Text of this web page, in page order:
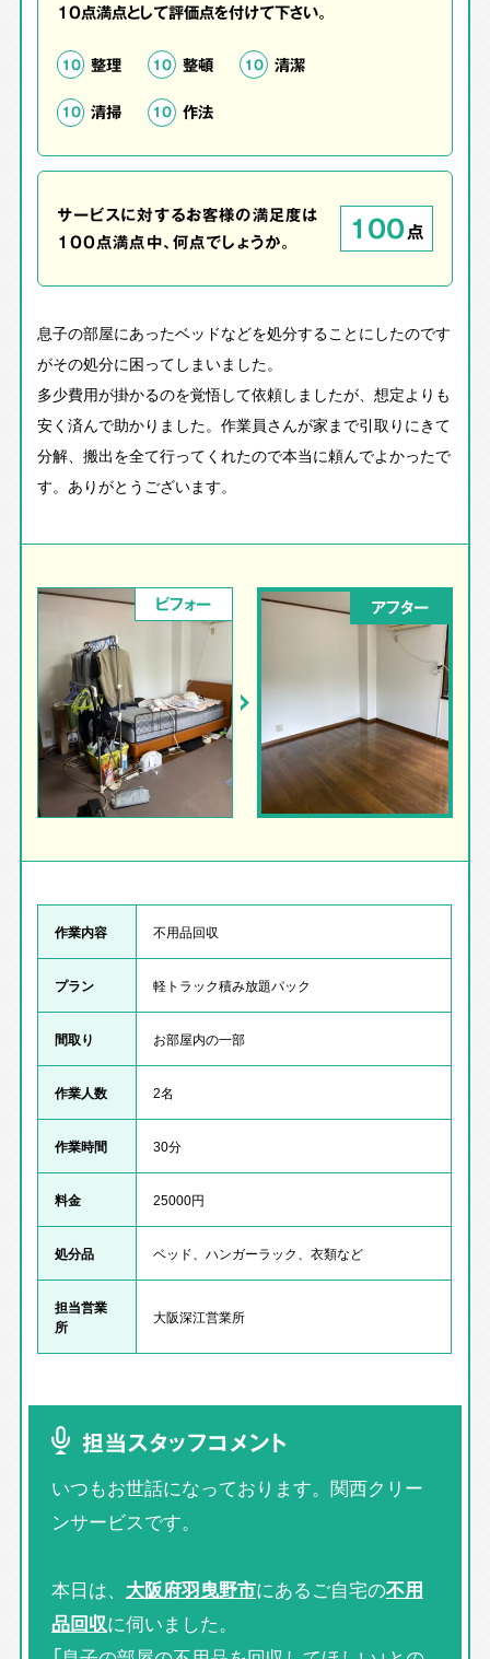
10点満点として評価点を付けて下さい。
10 整理 10 整頓 10 清潔
10 清掃 10 作法
サービスに対するお客様の満足度は
100点満点中、何点でしょうか。
100点
息子の部屋にあったベッドなどを処分することにしたのです
がその処分に困ってしまいました。
多少費用が掛かるのを覚悟して依頼しましたが、想定よりも
安く済んで助かりました。作業員さんが家まで引取りにきて
分解、搬出を全て行ってくれたので本当に頼んでよかったで
す。ありがとうございます。
ビフォー アフター
作業内容 不用品回収
プラン 軽トラック積み放題パック
間取り お部屋内の一部
作業人数 2名
作業時間 30分
料金 25000円
処分品 ベッド、ハンガーラック、衣類など
担当営業
所
大阪深江営業所
担当スタッフコメント
いつもお世話になっております。関西クリー
ンサービスです。
本日は、 大阪府羽曳野市にあるご自宅の不用
品回収に伺いました。